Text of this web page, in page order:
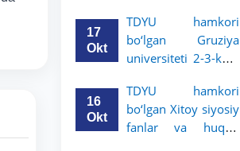
e’lon qildi
bosqich talabalari
uchun akademik
mobillik dasturini
17
Okt
TDYU hamkori
bo‘lgan Gruziya
universiteti 2-3-kurs
akademik mobillik
dasturini e’lon qildi
16
Okt
TDYU hamkori
bo‘lgan Xitoy siyosiy
fanlar va huquq